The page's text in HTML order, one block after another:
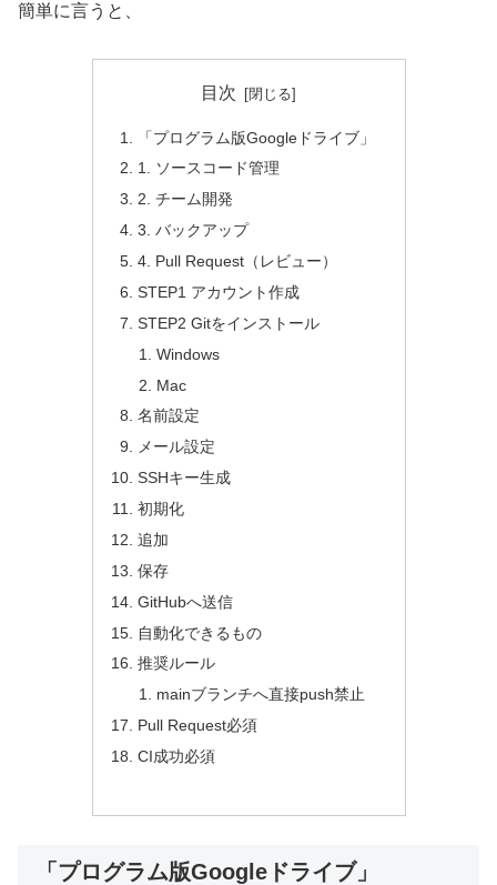
簡単に言うと、
目次
「プログラム版Googleドライブ」
1. ソースコード管理
2. チーム開発
3. バックアップ
4. Pull Request（レビュー）
STEP1 アカウント作成
STEP2 Gitをインストール
Windows
Mac
名前設定
メール設定
SSHキー生成
初期化
追加
保存
GitHubへ送信
自動化できるもの
推奨ルール
mainブランチへ直接push禁止
Pull Request必須
CI成功必須
「プログラム版Googleドライブ」